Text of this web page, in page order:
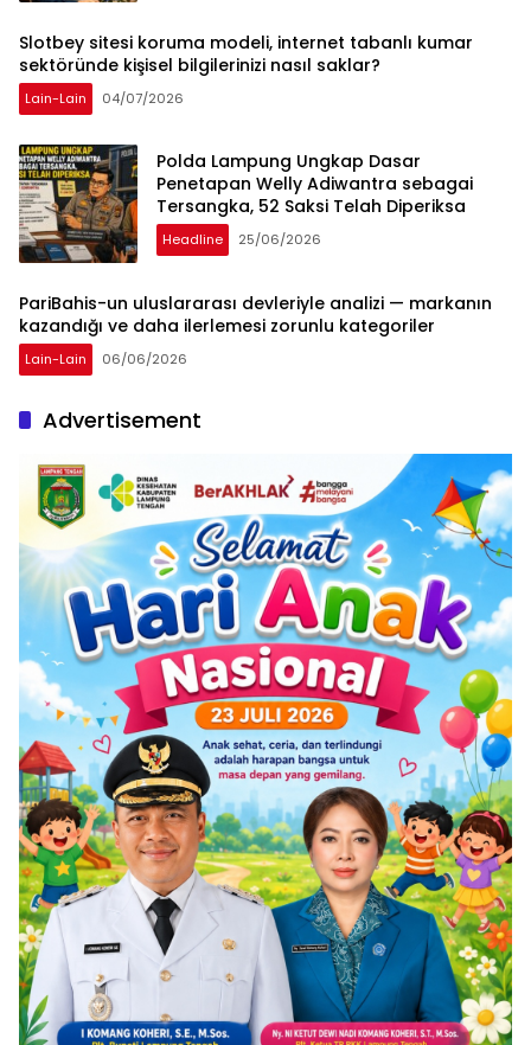
Slotbey sitesi koruma modeli, internet tabanlı kumar
sektöründe kişisel bilgilerinizi nasıl saklar?
Lain-Lain 04/07/2026
Polda Lampung Ungkap Dasar
Penetapan Welly Adiwantra sebagai
Tersangka, 52 Saksi Telah Diperiksa
Headline 25/06/2026
PariBahis-un uluslararası devleriyle analizi — markanın
kazandığı ve daha ilerlemesi zorunlu kategoriler
Lain-Lain 06/06/2026
Advertisement